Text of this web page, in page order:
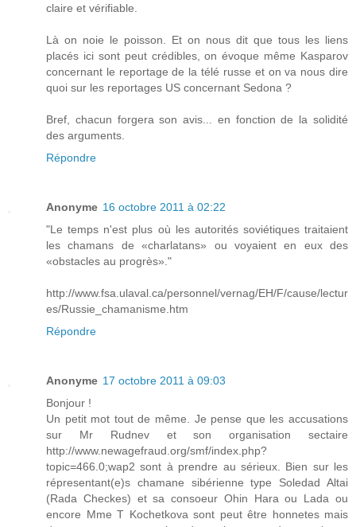
claire et vérifiable.
Là on noie le poisson. Et on nous dit que tous les liens
placés ici sont peut crédibles, on évoque même Kasparov
concernant le reportage de la télé russe et on va nous dire
quoi sur les reportages US concernant Sedona ?
Bref, chacun forgera son avis... en fonction de la solidité
des arguments.
Répondre
Anonyme 16 octobre 2011 à 02:22
"Le temps n'est plus où les autorités soviétiques traitaient
les chamans de «charlatans» ou voyaient en eux des
«obstacles au progrès»."
http://www.fsa.ulaval.ca/personnel/vernag/EH/F/cause/lectur
es/Russie_chamanisme.htm
Répondre
Anonyme 17 octobre 2011 à 09:03
Bonjour !
Un petit mot tout de même. Je pense que les accusations
sur Mr Rudnev et son organisation sectaire
http://www.newagefraud.org/smf/index.php?
topic=466.0;wap2sont à prendre au sérieux. Bien sur les
répresentant(e)s chamane sibérienne type Soledad Altai
(Rada Checkes) et sa consoeur Ohin Hara ou Lada ou
encore Mme T Kochetkova sont peut être honnetes mais